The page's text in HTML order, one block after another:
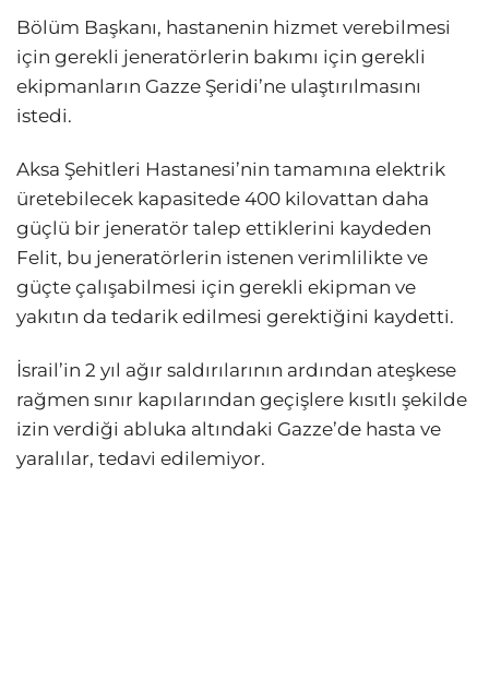
Bölüm Başkanı, hastanenin hizmet verebilmesi
için gerekli jeneratörlerin bakımı için gerekli
ekipmanların Gazze Şeridi’ne ulaştırılmasını
istedi.
Aksa Şehitleri Hastanesi’nin tamamına elektrik
üretebilecek kapasitede 400 kilovattan daha
güçlü bir jeneratör talep ettiklerini kaydeden
Felit, bu jeneratörlerin istenen verimlilikte ve
güçte çalışabilmesi için gerekli ekipman ve
yakıtın da tedarik edilmesi gerektiğini kaydetti.
İsrail’in 2 yıl ağır saldırılarının ardından ateşkese
rağmen sınır kapılarından geçişlere kısıtlı şekilde
izin verdiği abluka altındaki Gazze’de hasta ve
yaralılar, tedavi edilemiyor.